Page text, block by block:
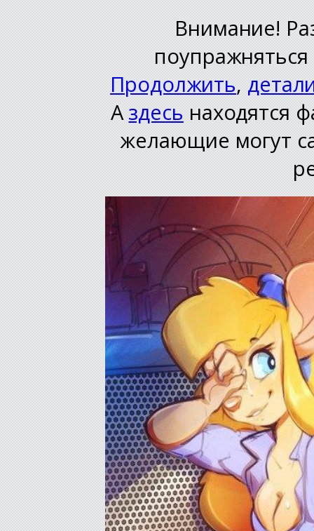
Внимание!
Продолжить,
Аздесь находятся
желающие могут